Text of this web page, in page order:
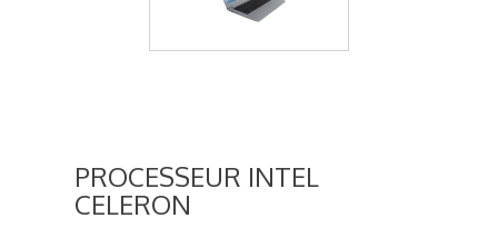
PROCESSEUR INTEL
CELERON